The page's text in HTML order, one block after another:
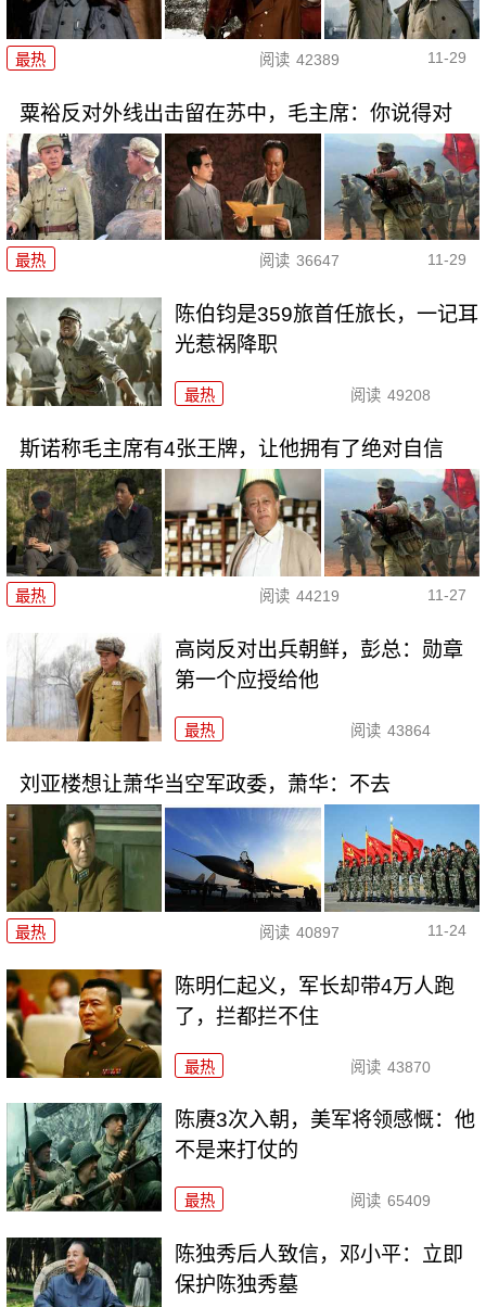
最热 阅读 42389 11-29
粟裕反对外线出击留在苏中，毛主席：你说得对
最热 阅读 36647 11-29
陈伯钧是359旅首任旅长，一记耳
光惹祸降职
最热 阅读 49208
斯诺称毛主席有4张王牌，让他拥有了绝对自信
最热 阅读 44219 11-27
高岗反对出兵朝鲜，彭总：勋章
第一个应授给他
最热 阅读 43864
刘亚楼想让萧华当空军政委，萧华：不去
最热 阅读 40897 11-24
陈明仁起义，军长却带4万人跑
了，拦都拦不住
最热 阅读 43870
陈赓3次入朝，美军将领感慨：他
不是来打仗的
最热 阅读 65409
陈独秀后人致信，邓小平：立即
保护陈独秀墓